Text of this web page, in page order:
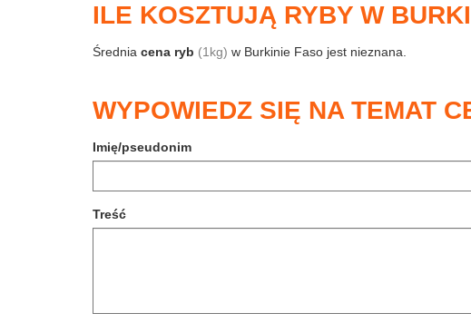
ILE KOSZTUJĄ RYBY W
Średnia cena ryb (1kg) w Burkinie Faso jest nieznana.
WYPOWIEDZ SIĘ NA TEMAT
Imię/pseudonim
Treść